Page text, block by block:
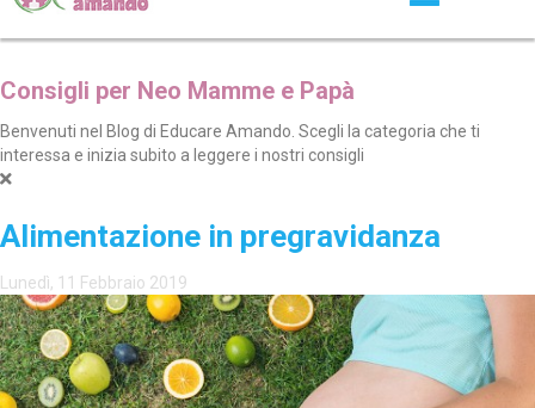
Consigli per Neo Mamme e Papà
Benvenuti nel Blog di Educare Amando. Scegli la categoria che ti
interessa e inizia subito a leggere i nostri consigli
Alimentazione in pregravidanza
Lunedì, 11 Febbraio 2019